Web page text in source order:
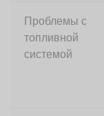
Проблемы с
топливной
системой